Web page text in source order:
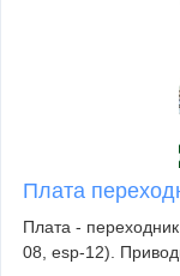
Плата
Плата -
08, esp-12).